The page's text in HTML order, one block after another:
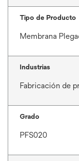
Tipo de Producto
Membrana
Industrias
Fabricación de
Grado
PFS020